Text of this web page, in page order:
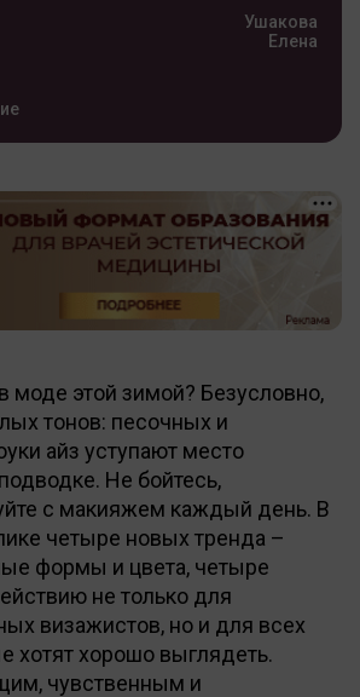
Ушакова
Елена
моде этой зимой? Безусловно,
тонов: песочных и
айз уступают место
Не бойтесь,
с макияжем каждый день. В
четыре новых тренда –
формы и цвета, четыре
не только для
визажистов, но и для всех
хотят хорошо выглядеть.
чувственным и